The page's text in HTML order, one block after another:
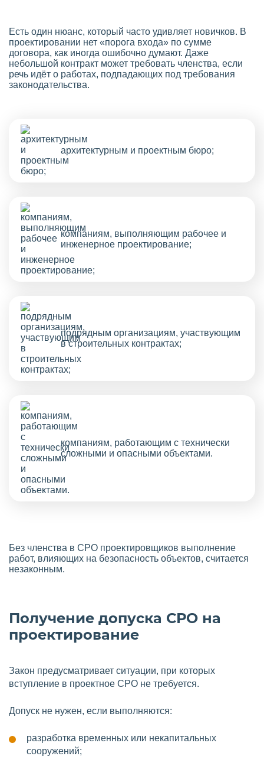
Есть один нюанс, который часто удивляет новичков. В
проектировании нет «порога входа» по сумме
договора, как иногда ошибочно думают. Даже
небольшой контракт может требовать членства, если
речь идёт о работах, подпадающих под требования
законодательства.
архитектурным и проектным бюро;
компаниям, выполняющим рабочее и
инженерное проектирование;
подрядным организациям, участвующим
в строительных контрактах;
компаниям, работающим с технически
сложными и опасными объектами.
Без членства в СРО проектировщиков выполнение
работ, влияющих на безопасность объектов, считается
незаконным.
Получение допуска СРО на
проектирование
Закон предусматривает ситуации, при которых
вступление в проектное СРО не требуется.
Допуск не нужен, если выполняются:
разработка временных или некапитальных
сооружений;